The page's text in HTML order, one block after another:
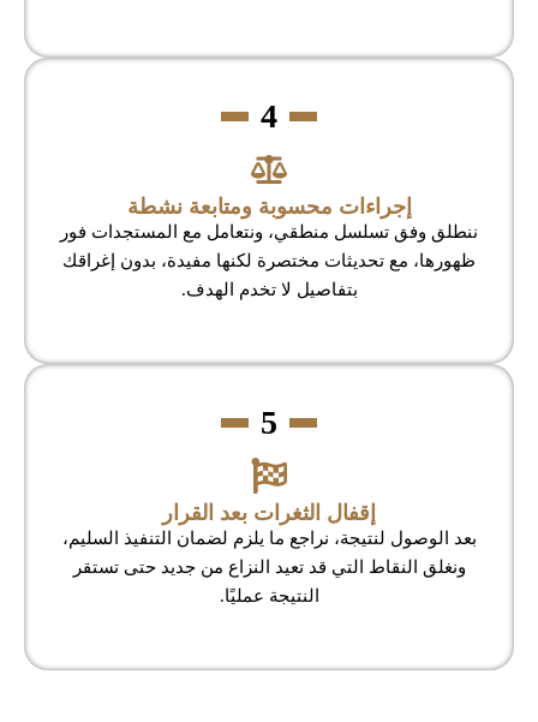
4
إجراءات محسوبة ومتابعة نشطة
ننطلق وفق تسلسل منطقي، ونتعامل مع المستجدات فور
ظهورها، مع تحديثات مختصرة لكنها مفيدة، بدون إغراقك
بتفاصيل لا تخدم الهدف.
5
إقفال الثغرات بعد القرار
بعد الوصول لنتيجة، نراجع ما يلزم لضمان التنفيذ السليم،
ونغلق النقاط التي قد تعيد النزاع من جديد حتى تستقر
النتيجة عمليًا.